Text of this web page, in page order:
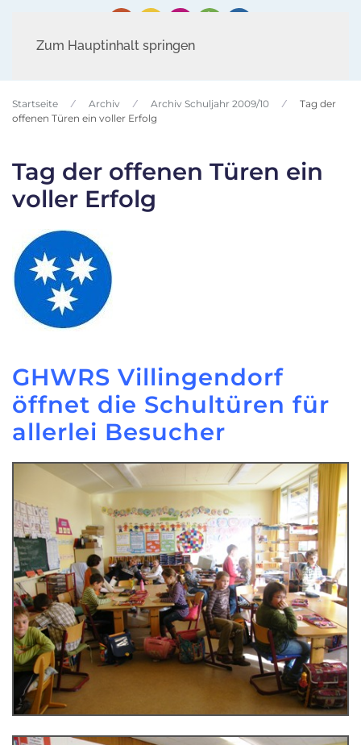
Zum Hauptinhalt springen
Startseite Archiv Archiv Schuljahr 2009/10
Tag der
offenen Türen ein voller Erfolg
Tag der offenen Türen ein
voller Erfolg
GHWRS Villingendorf
öffnet die Schultüren für
allerlei Besucher